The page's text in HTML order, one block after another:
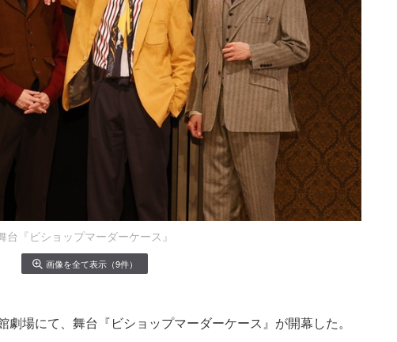
台『ビショップマーダーケース』
画像を全て表示（9件）
場にて、舞台『ビショップマーダーケース』が開幕した。